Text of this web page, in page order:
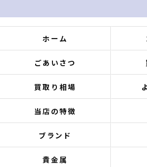
ホーム
ごあいさつ
買取り相場
当店の特徴
ブランド
貴金属